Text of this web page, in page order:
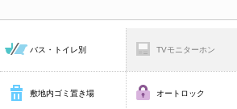
バス・トイレ別 TVモニターホン
敷地内ゴミ置き場 オートロック